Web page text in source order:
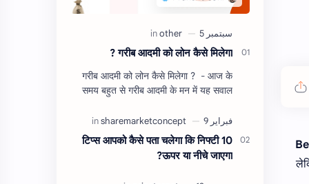
गरीब आदमी को लोन कैसे मिलेगा ?
गरीब आदमी को लोन कैसे मिलेगा ? - आज के
समय बहुत से गरीब आदमी के मन में यह सवाल
को लोन कैसे मिलता है ?…
10 टिप्स आपको कैसे पता चलेगा कि निफ्टी
ऊपर या नीचे जाएगा?